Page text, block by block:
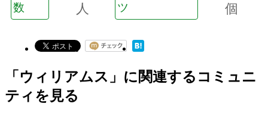
数
人
ツ
個
「ウィリアムス」に関連するコミュニ
ティを見る